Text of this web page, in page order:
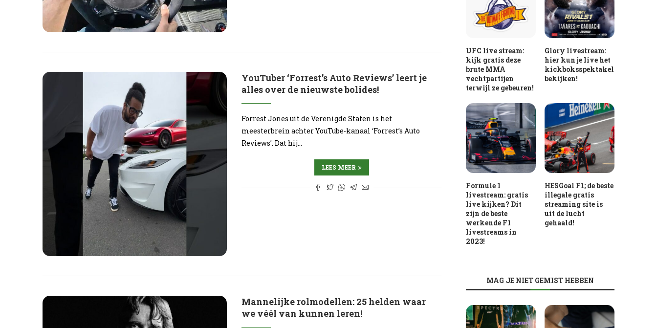
YouTuber ‘Forrest’s Auto Reviews’ leert je
alles over de nieuwste bolides!
Forrest Jones uit de Verenigde Staten is het
meesterbrein achter YouTube-kanaal ‘Forrest’s Auto
Reviews’. Dat hij…
LEES MEER
Mannelijke rolmodellen: 25 helden waar
we véél van kunnen leren!
UFC live stream:
kijk gratis deze
brute MMA
vechtpartijen
terwijl ze gebeuren!
Glory livestream:
hier kun je live het
kickboksspektakel
bekijken!
Formule 1
livestream: gratis
live kijken? Dit
zijn de beste
werkende F1
livestreams in
2023!
HESGoal F1; de beste
illegale gratis
streaming site is
uit de lucht
gehaald!
MAG JE NIET GEMIST HEBBEN